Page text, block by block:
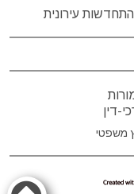
התחדשות עירונית
דין
משפטי